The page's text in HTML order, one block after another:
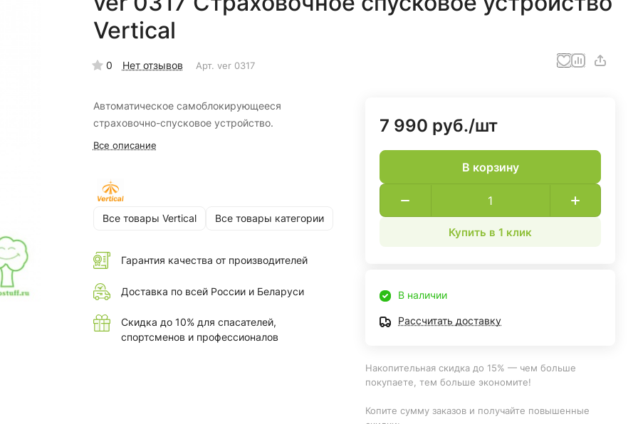
Vertical
0 Нет отзывов Арт. ver 0317
Автоматическое самоблокирующееся
страховочно-спусковое устройство.
Все описание
Все товары Vertical Все товары категории
Гарантия качества от производителей
Доставка по всей России и Беларуси
Скидка до 10% для спасателей,
спортсменов и профессионалов
7 990 руб./шт
В корзину
Купить в 1 клик
В наличии
Рассчитать доставку
Накопительная скидка до 15% — чем больше
покупаете, тем больше экономите!
Копите сумму заказов и получайте повышенные